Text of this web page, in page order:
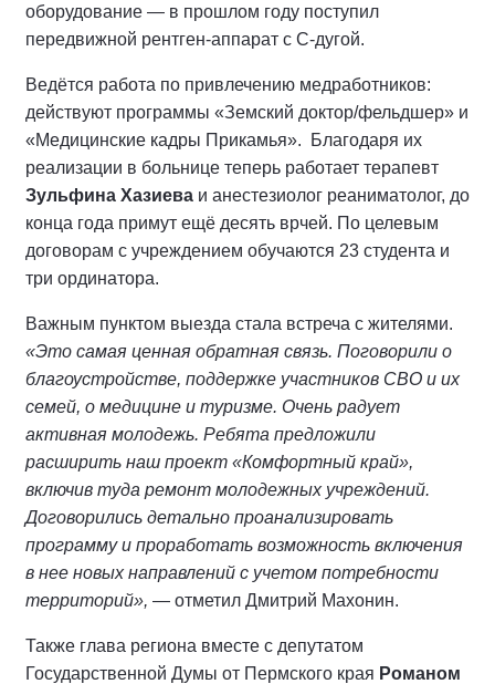
оборудование — в прошлом году поступил
передвижной рентген-аппарат с С-дугой.
Ведётся работа по привлечению медработников:
действуют программы «Земский доктор/фельдшер» и
«Медицинские кадры Прикамья». Благодаря их
реализации в больнице теперь работает терапевт
Зульфина Хазиева и анестезиолог реаниматолог, до
конца года примут ещё десять врчей. По целевым
договорам с учреждением обучаются 23 студента и
три ординатора.
Важным пунктом выезда стала встреча с жителями.
«Это самая ценная обратная связь. Поговорили о
благоустройстве, поддержке участников СВО и их
семей, о медицине и туризме. Очень радует
активная молодежь. Ребята предложили
расширить наш проект «Комфортный край»,
включив туда ремонт молодежных учреждений.
Договорились детально проанализировать
программу и проработать возможность включения
в нее новых направлений с учетом потребности
территорий», — отметил Дмитрий Махонин.
Также глава региона вместе с депутатом
Государственной Думы от Пермского края Романом